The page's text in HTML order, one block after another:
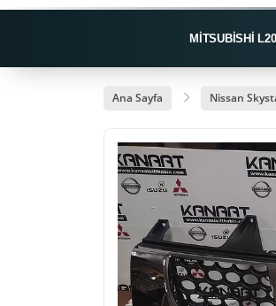
MİTSUBİSHİ
Ana Sayfa Nissan